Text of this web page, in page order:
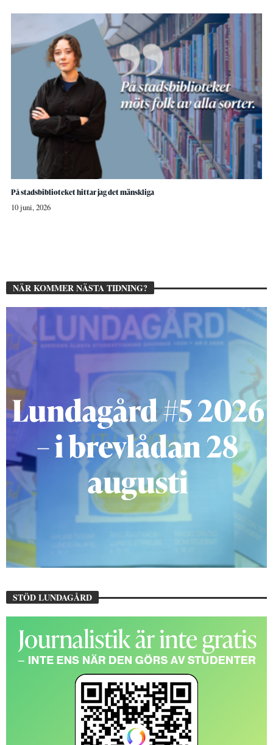
På stadsbiblioteket hittar jag det mänskliga
10 juni, 2026
NÄR KOMMER NÄSTA TIDNING?
STÖD LUNDAGÅRD